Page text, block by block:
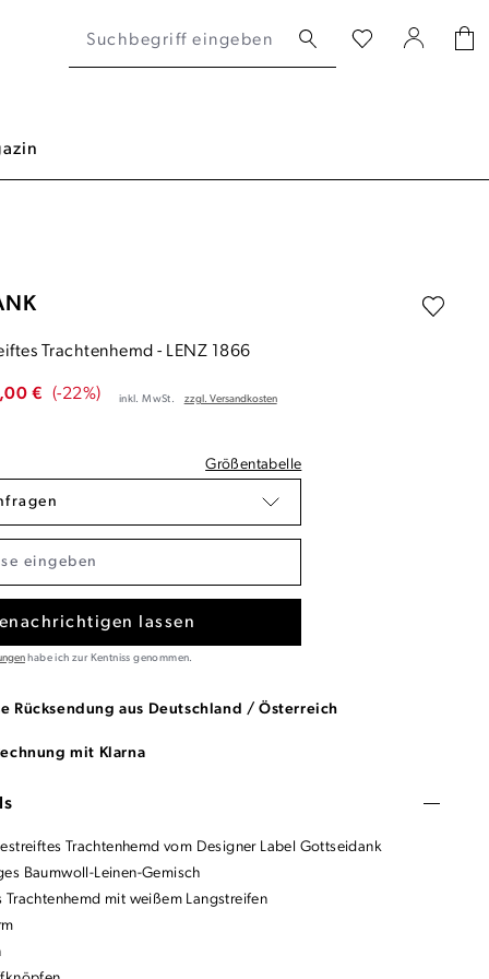
Trachtenhemd - LENZ 1866
€ (-22%) inkl. MwSt. zzgl. Versandkosten
Größentabelle
lassen
habe ich zur Kentniss genommen.
Rücksendung aus Deutschland / Österreich
mit Klarna
Trachtenhemd vom Designer Label Gottseidank
Baumwoll-Leinen-Gemisch
Trachtenhemd mit weißem Langstreifen